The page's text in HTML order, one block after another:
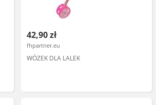
42,90 zł
fhpartner.eu
WÓZEK DLA LALEK